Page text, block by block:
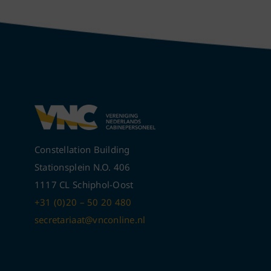
Constellation Building
Stationsplein N.O. 406
1117 CL Schiphol-Oost
+31 (0)20 – 50 20 480
secretariaat@vnconline.nl